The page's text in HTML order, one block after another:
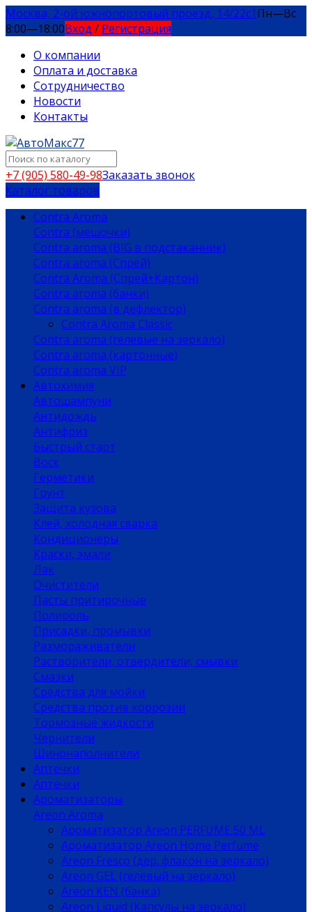
Москва, 2-ой южнопортовый проезд, 14/22c1Пн—Вс
8:00—18:00Вход / Регистрация
О компании
Оплата и доставка
Сотрудничество
Новости
Контакты
+7 (905) 580-49-98Заказать звонок
Каталог товаров
Contra Aroma
Contra (мешочки)
Contra aroma (BIG в подстаканник)
Contra aroma (Спрей)
Contra Aroma (Спрей+Картон)
Contra aroma (банки)
Contra aroma (в дефлектор)
Contra Aroma Classic
Contra aroma (гелевые на зеркало)
Contra aroma (картонные)
Contra aroma VIP
Автохимия
Автошампуни
Антидождь
Антифриз
Быстрый старт
Воск
Герметики
Грунт
Защита кузова
Клей, холодная сварка
Кондиционеры
Краски, эмали
Лак
Очистители
Пасты притирочные
Полироль
Присадки, промывки
Размораживатели
Растворители, отвердители, смывки
Смазки
Средства для мойки
Средства против коррозии
Тормозные жидкости
Чернители
Шинонаполнители
Аптечки
Аптечки
Ароматизаторы
Areon Aroma
Ароматизатор Areon PERFUME 50 ML
Ароматизатор Areon Home Perfume
Areon Fresco (дер. флакон на зеркало)
Areon GEL (гелевый на зеркало)
Areon KEN (банка)
Areon Liquid (Капсулы на зеркало)